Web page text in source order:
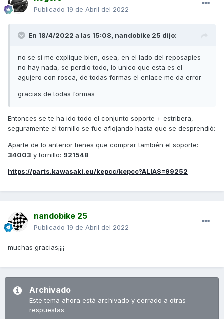
Publicado 19 de Abril del 2022
En 18/4/2022 a las 15:08, nandobike 25 dijo:
no se si me explique bien, osea, en el lado del reposapies
no hay nada, se perdio todo, lo unico que esta es el
agujero con rosca, de todas formas el enlace me da error
gracias de todas formas
Entonces se te ha ido todo el conjunto soporte + estribera,
seguramente el tornillo se fue aflojando hasta que se desprendió:
Aparte de lo anterior tienes que comprar también el soporte:
34003 y tornillo: 92154B
https://parts.kawasaki.eu/kepcc/kepcc?ALIAS=99252
nandobike 25
Publicado 19 de Abril del 2022
muchas gracias¡¡¡¡
Archivado
Este tema ahora está archivado y cerrado a otras
respuestas.